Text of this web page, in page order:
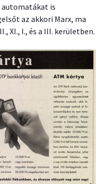
automatákat is
az akkori Marx, ma
XI., I., és a III. kerületben.